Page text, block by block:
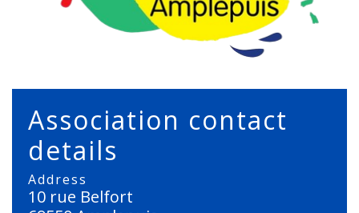
Association contact
details
Address
10 rue Belfort